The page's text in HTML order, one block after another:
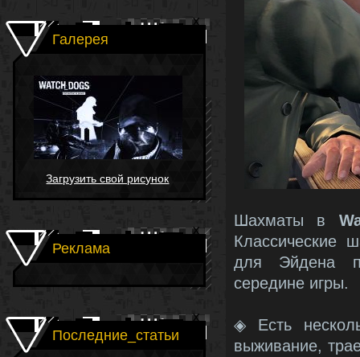
Галерея
Загрузить свой рисунок
Реклама
Последние_статьи
Шахматы в
Классические
для Эйдена
середине игры.
◈ Есть
выживание,